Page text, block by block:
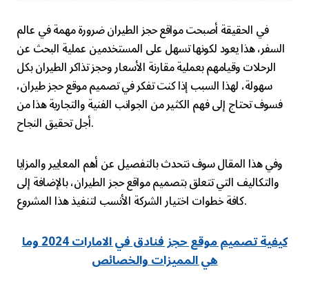
في الحقيقة أصبحت مواقع حجز الطيران ضرورة مهمة في عالم
السفر، هذا يعود لكونها تسهل على المستخدمين عملية البحث عن
الرحلات وقيامهم بعملية مقارنة الأسعار وحجز تذاكر الطيران بكل
سهولة، لهذا السبب إذا كنت تفكر في تصميم موقع حجز طيران،
فسوف تحتاج إلى فهم الكثير من الجوانب الفنية والتجارية هذا من
أجل تحقيق النجاح.
وفي هذا المقال سوف نتحدث بالتفصيل عن أهم المعايير والمزايا
والتكاليف التي تتعلق بتصميم مواقع حجز الطيران، بالإضافة إلى
كافة خطوات اختيار الشركة الأنسب لتنفيذ هذا المشروع.
كيفية تصميم موقع حجز فنادق في الامارات 2024 وما
هي المميزات والخصائص